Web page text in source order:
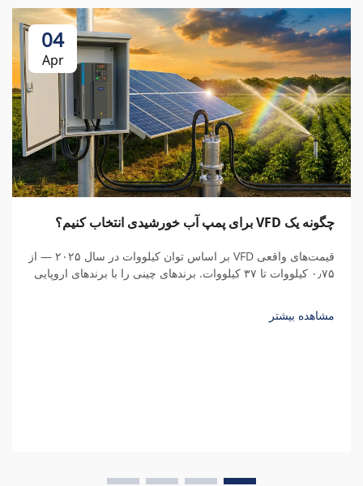
04
Apr
چگونه یک VFD برای پمپ آب خورشیدی انتخاب کنیم؟
قیمت‌های واقعی VFD بر اساس توان کیلووات در سال ۲۰۲۵ — از
۰٫۷۵ کیلووات تا ۳۷ کیلووات. برندهای چینی را با برندهای اروپایی
محاسبه کنید.
مشاهده بیشتر